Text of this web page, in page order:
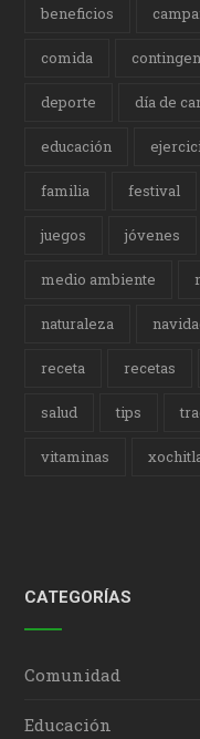
beneficios
comida
deporte día de
educación
familia festival
juegos jóvenes
medio ambiente
naturaleza
receta recetas
salud tips
vitaminas
CATEGORÍAS
Comunidad
Educación